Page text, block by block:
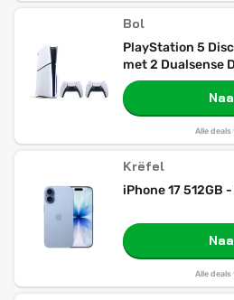
Bol
PlayStation 5
met 2 Dualsense
Alle deals
Krëfel
iPhone 17 512GB
Alle deals